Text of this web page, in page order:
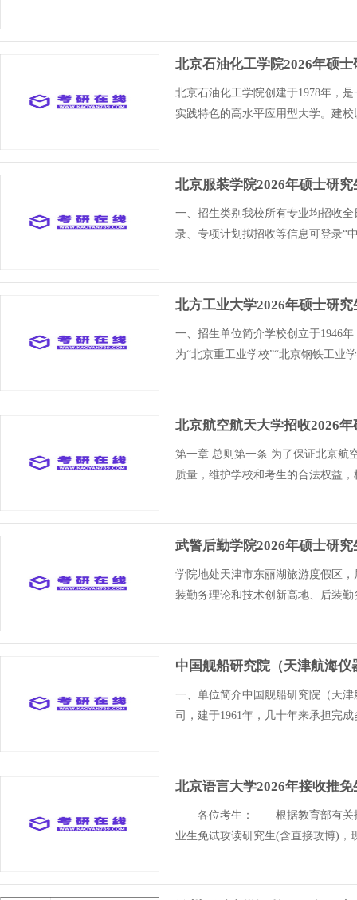
北京石油化工学院2026年硕
北京石油化工学院创建于1978年，
实践特色的高水平应用型大学。建
北京服装学院2026年硕士研
一、招生类别我校所有专业均招收
录、专项计划拟招收等信息可登录“
北方工业大学2026年硕士研
一、招生单位简介学校创立于1946
为“北京重工业学校”“北京钢铁工业
北京航空航天大学招收2026
第一章 总则第一条 为了保证北京航
质量，维护学校和考生的合法权益
武警后勤学院2026年硕士研
学院地处天津市东丽湖旅游度假区
装勤务理论和技术创新高地、后装
中国舰船研究院（天津航海
一、单位简介中国舰船研究院（天
司，建于1961年，几十年来承担完
北京语言大学2026年接收推
各位考生： 根据教育部有关招
业生免试攻读研究生(含直接攻博)，